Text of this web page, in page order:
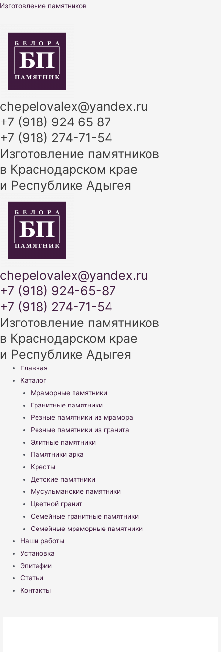
Перейти
Изготовление памятников
chepelovalex@yandex.ru
+7 (918) 924 65 87
+7 (918) 274-71-54
Изготовление памятников
в Краснодарском крае
и Республике Адыгея
chepelovalex@yandex.ru
+7 (918) 924-65-87
+7 (918) 274-71-54
Изготовление памятников
в Краснодарском крае
и Республике Адыгея
Меню
Главная
Каталог
Мраморные памятники
Гранитные памятники
Резные памятники из мрамора
Резные памятники из гранита
Элитные памятники
Памятники арка
Кресты
Детские памятники
Мусульманские памятники
Цветной гранит
Семейные гранитные памятники
Семейные мраморные памятники
Наши работы
Установка
Эпитафии
Статьи
Контакты